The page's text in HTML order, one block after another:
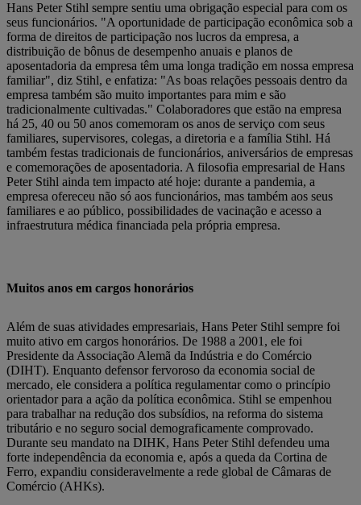
Hans Peter Stihl sempre sentiu uma obrigação especial para com os
seus funcionários. "A oportunidade de participação econômica sob a
forma de direitos de participação nos lucros da empresa, a
distribuição de bônus de desempenho anuais e planos de
aposentadoria da empresa têm uma longa tradição em nossa empresa
familiar", diz Stihl, e enfatiza: "As boas relações pessoais dentro da
empresa também são muito importantes para mim e são
tradicionalmente cultivadas." Colaboradores que estão na empresa
há 25, 40 ou 50 anos comemoram os anos de serviço com seus
familiares, supervisores, colegas, a diretoria e a família Stihl. Há
também festas tradicionais de funcionários, aniversários de empresas
e comemorações de aposentadoria. A filosofia empresarial de Hans
Peter Stihl ainda tem impacto até hoje: durante a pandemia, a
empresa ofereceu não só aos funcionários, mas também aos seus
familiares e ao público, possibilidades de vacinação e acesso a
infraestrutura médica financiada pela própria empresa.
Muitos anos em cargos honorários
Além de suas atividades empresariais, Hans Peter Stihl sempre foi
muito ativo em cargos honorários. De 1988 a 2001, ele foi
Presidente da Associação Alemã da Indústria e do Comércio
(DIHT). Enquanto defensor fervoroso da economia social de
mercado, ele considera a política regulamentar como o princípio
orientador para a ação da política econômica. Stihl se empenhou
para trabalhar na redução dos subsídios, na reforma do sistema
tributário e no seguro social demograficamente comprovado.
Durante seu mandato na DIHK, Hans Peter Stihl defendeu uma
forte independência da economia e, após a queda da Cortina de
Ferro, expandiu consideravelmente a rede global de Câmaras de
Comércio (AHKs).